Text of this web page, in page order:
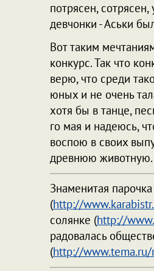
потрясен,
девчонки - Аськи
Вот таким
конкурс. Так что
верю, что среди
юных и не очень
хотя бы в танце,
го мая и надеюсь,
воспою в своих
древнюю животную.
Знаменитая
(http://
солянке (http://
радовалась
(http://